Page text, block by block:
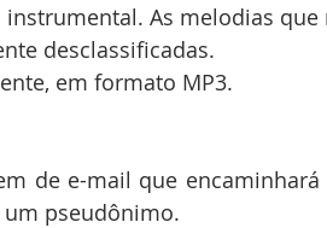
As melodias
desclassificadas.
em formato MP3.
de e-mail que
pseudônimo.